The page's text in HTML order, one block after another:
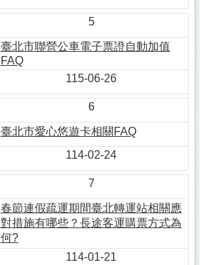
5
臺北市聯營公車電子票證自動加值
FAQ
115-06-26
6
臺北市愛心悠遊卡相關FAQ
114-02-24
7
春節連假疏運期間臺北轉運站相關應
對措施有哪些？長途客運購票方式為
何?
114-01-21